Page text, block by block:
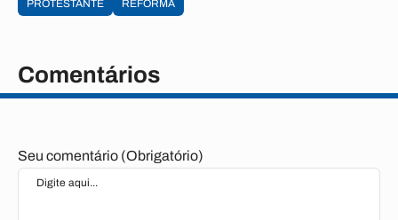
PROTESTANTE
REFORMA
Comentários
Seu comentário (Obrigatório)